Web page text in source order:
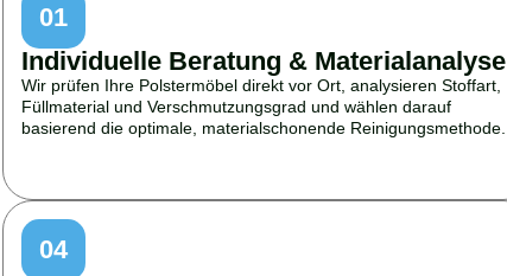
01
Individuelle Beratung & Materialanalyse
Wir prüfen Ihre Polstermöbel direkt vor Ort, analysieren Stoffart,
Füllmaterial und Verschmutzungsgrad und wählen darauf
basierend die optimale, materialschonende Reinigungsmethode.
04